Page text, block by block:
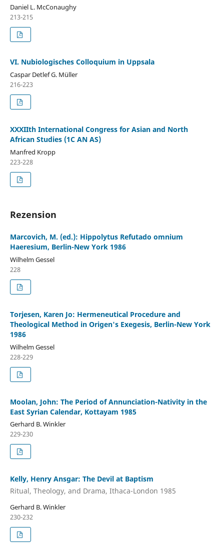
Daniel L. McConaughy
213-215
VI. Nubiologisches Colloquium in Uppsala
Caspar Detlef G. Müller
216-223
XXXIIth International Congress for Asian and North
African Studies (1С AN AS)
Manfred Kropp
223-228
Rezension
Marcovich, M. (ed.): Hippolytus Refutado omnium
Haeresium, Berlin-New York 1986
Wilhelm Gessel
228
Torjesen, Karen Jo: Hermeneutical Procedure and
Theological Method in Origen's Exegesis, Berlin-New York
1986
Wilhelm Gessel
228-229
Moolan, John: The Period of Annunciation-Nativity in the
East Syrian Calendar, Kottayam 1985
Gerhard B. Winkler
229-230
Kelly, Henry Ansgar: The Devil at Baptism
Ritual, Theology, and Drama, Ithaca-London 1985
Gerhard B. Winkler
230-232